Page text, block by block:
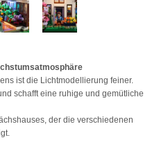
ist die Lichtmodellierung feiner.
schafft eine ruhige und gemütliche
der die verschiedenen